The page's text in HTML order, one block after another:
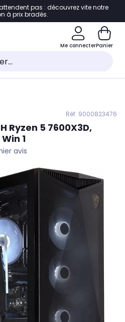
navigation
de page
chatbot
pas : découvrez vite notre
à prix bradés.
Me connecterPanier
Réf. 9000823476
Ryzen 5 7600X3D,
1
avis